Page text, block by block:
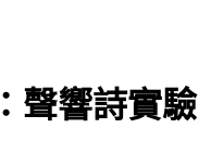
聲響詩實驗